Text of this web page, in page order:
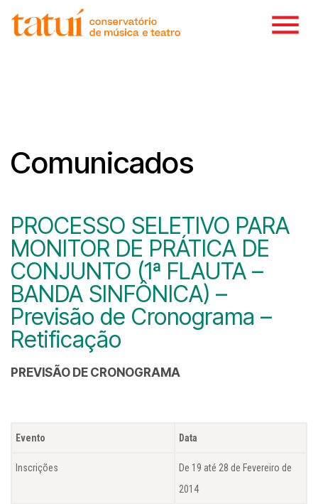
Comunicados
PROCESSO SELETIVO PARA
MONITOR DE PRÁTICA DE
CONJUNTO (1ª FLAUTA –
BANDA SINFÔNICA) –
Previsão de Cronograma –
Retificação
PREVISÃO DE CRONOGRAMA
Evento Data
Inscrições
De 19 até 28 de Fevereiro de
2014